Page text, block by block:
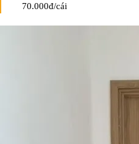
70.000đ/cái